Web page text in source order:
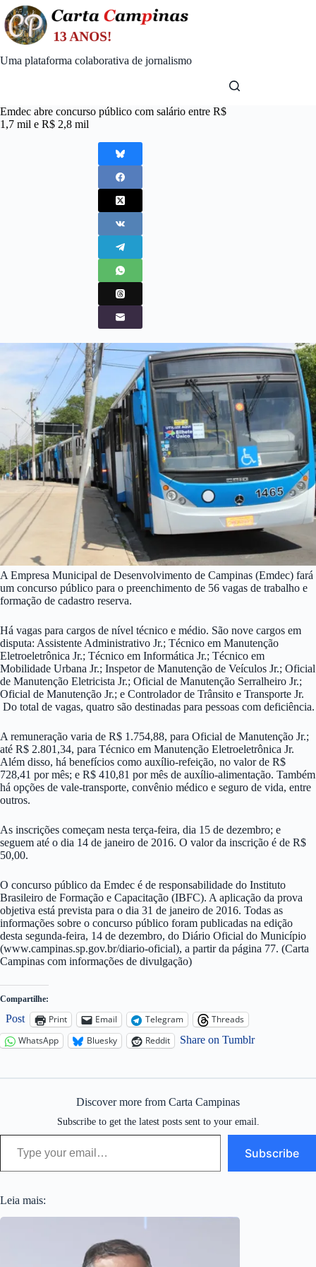
Skip
to
content
Uma plataforma colaborativa de jornalismo
Emdec abre concurso público com salário entre R$
1,7 mil e R$ 2,8 mil
A Empresa Municipal de Desenvolvimento de Campinas (Emdec) fará
um concurso público para o preenchimento de 56 vagas de trabalho e
formação de cadastro reserva.
Há vagas para cargos de nível técnico e médio. São nove cargos em
disputa: Assistente Administrativo Jr.; Técnico em Manutenção
Eletroeletrônica Jr.; Técnico em Informática Jr.; Técnico em
Mobilidade Urbana Jr.; Inspetor de Manutenção de Veículos Jr.; Oficial
de Manutenção Eletricista Jr.; Oficial de Manutenção Serralheiro Jr.;
Oficial de Manutenção Jr.; e Controlador de Trânsito e Transporte Jr.
Do total de vagas, quatro são destinadas para pessoas com deficiência.
A remuneração varia de R$ 1.754,88, para Oficial de Manutenção Jr.;
até R$ 2.801,34, para Técnico em Manutenção Eletroeletrônica Jr.
Além disso, há benefícios como auxílio-refeição, no valor de R$
728,41 por mês; e R$ 410,81 por mês de auxílio-alimentação. Também
há opções de vale-transporte, convênio médico e seguro de vida, entre
outros.
As inscrições começam nesta terça-feira, dia 15 de dezembro; e
seguem até o dia 14 de janeiro de 2016. O valor da inscrição é de R$
50,00.
O concurso público da Emdec é de responsabilidade do Instituto
Brasileiro de Formação e Capacitação (IBFC). A aplicação da prova
objetiva está prevista para o dia 31 de janeiro de 2016. Todas as
informações sobre o concurso público foram publicadas na edição
desta segunda-feira, 14 de dezembro, do Diário Oficial do Município
(www.campinas.sp.gov.br/diario-oficial), a partir da página 77. (Carta
Campinas com informações de divulgação)
Compartilhe:
Post Print Email Telegram
Threads
WhatsApp
Bluesky Reddit Share on Tumblr
Discover more from Carta Campinas
Subscribe to get the latest posts sent to your email.
Type your email…
Subscribe
Leia mais: